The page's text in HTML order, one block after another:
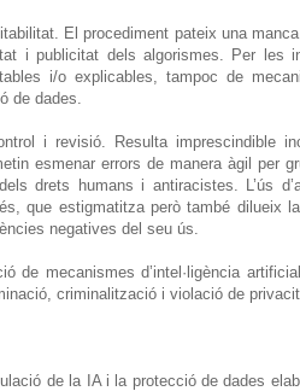
El procediment pateix una
i publicitat dels algorismes. Per
i/o explicables, tampoc de
de dades.
i revisió. Resulta imprescindible
esmenar errors de manera àgil per
drets humans i antiracistes. L’ús
que estigmatitza però també dilueix
negatives del seu ús.
de mecanismes d’intel·ligència
criminalització i violació de
de la IA i la protecció de dades